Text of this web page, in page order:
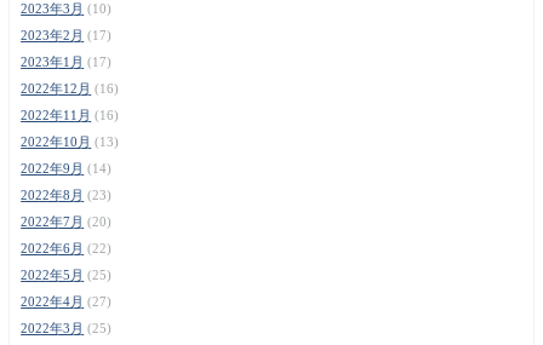
2023年3月 (10)
2023年2月 (17)
2023年1月 (17)
2022年12月 (16)
2022年11月 (16)
2022年10月 (13)
2022年9月 (14)
2022年8月 (23)
2022年7月 (20)
2022年6月 (22)
2022年5月 (25)
2022年4月 (27)
2022年3月 (25)